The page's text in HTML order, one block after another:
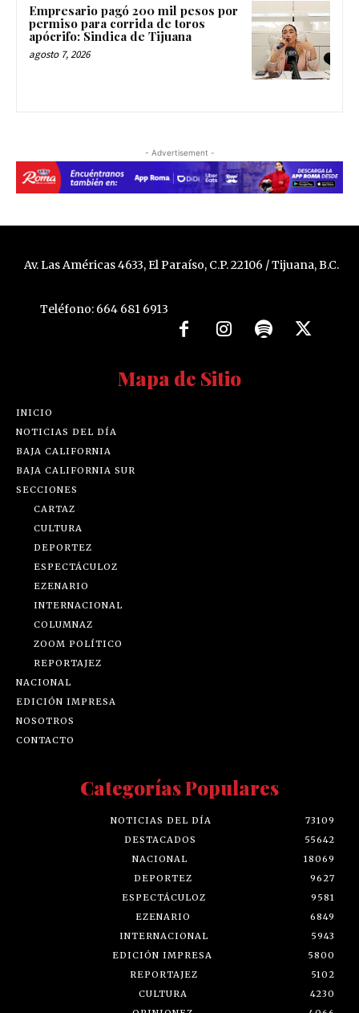
Empresario pagó 200 mil pesos por
permiso para corrida de toros
apócrifo: Sindica de Tijuana
agosto 7, 2026
- Advertisement -
Av. Las Américas 4633, El Paraíso, C.P. 22106 / Tijuana, B.C.
Teléfono: 664 681 6913
Mapa de Sitio
INICIO
NOTICIAS DEL DÍA
BAJA CALIFORNIA
BAJA CALIFORNIA SUR
SECCIONES
CARTAZ
CULTURA
DEPORTEZ
ESPECTÁCULOZ
EZENARIO
INTERNACIONAL
COLUMNAZ
ZOOM POLÍTICO
REPORTAJEZ
NACIONAL
EDICIÓN IMPRESA
NOSOTROS
CONTACTO
Categorías Populares
NOTICIAS DEL DÍA
73109
DESTACADOS
55642
NACIONAL
18069
DEPORTEZ
9627
ESPECTÁCULOZ
9581
EZENARIO
6849
INTERNACIONAL
5943
EDICIÓN IMPRESA
5800
REPORTAJEZ
5102
CULTURA
4230